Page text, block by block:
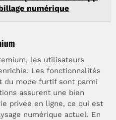
numérique
les utilisateurs
Les fonctionnalités
du mode furtif sont parmi
assurent une bien
privée en ligne, ce qui est
numérique actuel. En